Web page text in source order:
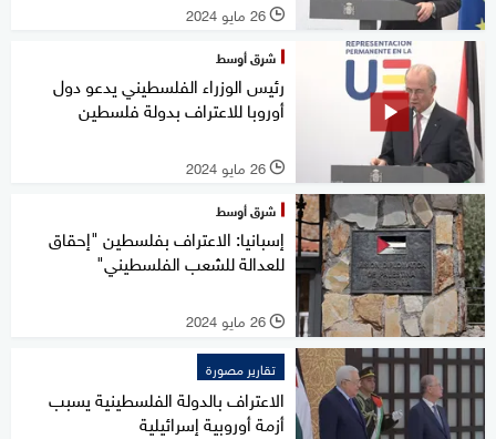
l 26 مايو 2024
شرق أوسط
رئيس الوزراء الفلسطيني يدعو دول
أوروبا للاعتراف بدولة فلسطين
l 26 مايو 2024
شرق أوسط
إسبانيا: الاعتراف بفلسطين "إحقاق
للعدالة للشعب الفلسطيني"
l 26 مايو 2024
تقارير مصورة
الاعتراف بالدولة الفلسطينية يسبب
أزمة أوروبية إسرائيلية